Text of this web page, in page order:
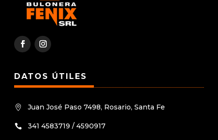
DATOS ÚTILES
 Juan José Paso 7498, Rosario, Santa Fe
 341 4583719 / 4590917